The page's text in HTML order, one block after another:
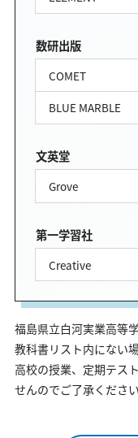
数研出版
COMET
BLUE MARBLE
文英堂
Grove
第一学習社
Creative
福島県立白河実業高等
教科書リスト内にない
高校の授業、定期テス
せんのでご了承ください